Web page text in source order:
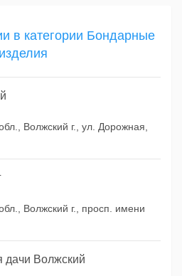
в категории Бондарные
изделия
Волжский г., ул. Дорожная,
Волжский г., просп. имени
дачи Волжский